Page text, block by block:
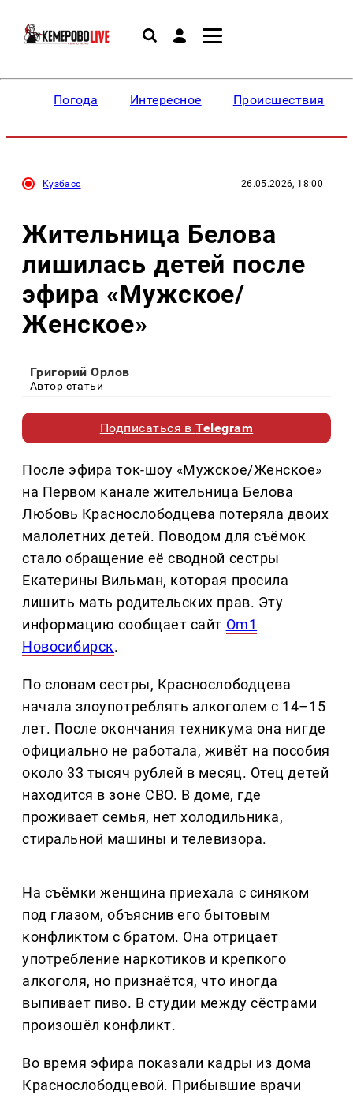
Погода Интересное Происшествия
Кузбасс 26.05.2026, 18:00
Жительница Белова
лишилась детей после
эфира «Мужское/
Женское»
Григорий Орлов
Автор статьи
Подписаться вTelegram
После эфира ток-шоу «Мужское/Женское»
на Первом канале жительница Белова
Любовь Краснослободцева потеряла двоих
малолетних детей. Поводом для съёмок
стало обращение её сводной сестры
Екатерины Вильман, которая просила
лишить мать родительских прав. Эту
информацию сообщает сайт Om1
Новосибирск.
По словам сестры, Краснослободцева
начала злоупотреблять алкоголем с 14–15
лет. После окончания техникума она нигде
официально не работала, живёт на пособия
около 33 тысяч рублей в месяц. Отец детей
находится в зоне СВО. В доме, где
проживает семья, нет холодильника,
стиральной машины и телевизора.
На съёмки женщина приехала с синяком
под глазом, объяснив его бытовым
конфликтом с братом. Она отрицает
употребление наркотиков и крепкого
алкоголя, но признаётся, что иногда
выпивает пиво. В студии между сёстрами
произошёл конфликт.
Во время эфира показали кадры из дома
Краснослободцевой. Прибывшие врачи